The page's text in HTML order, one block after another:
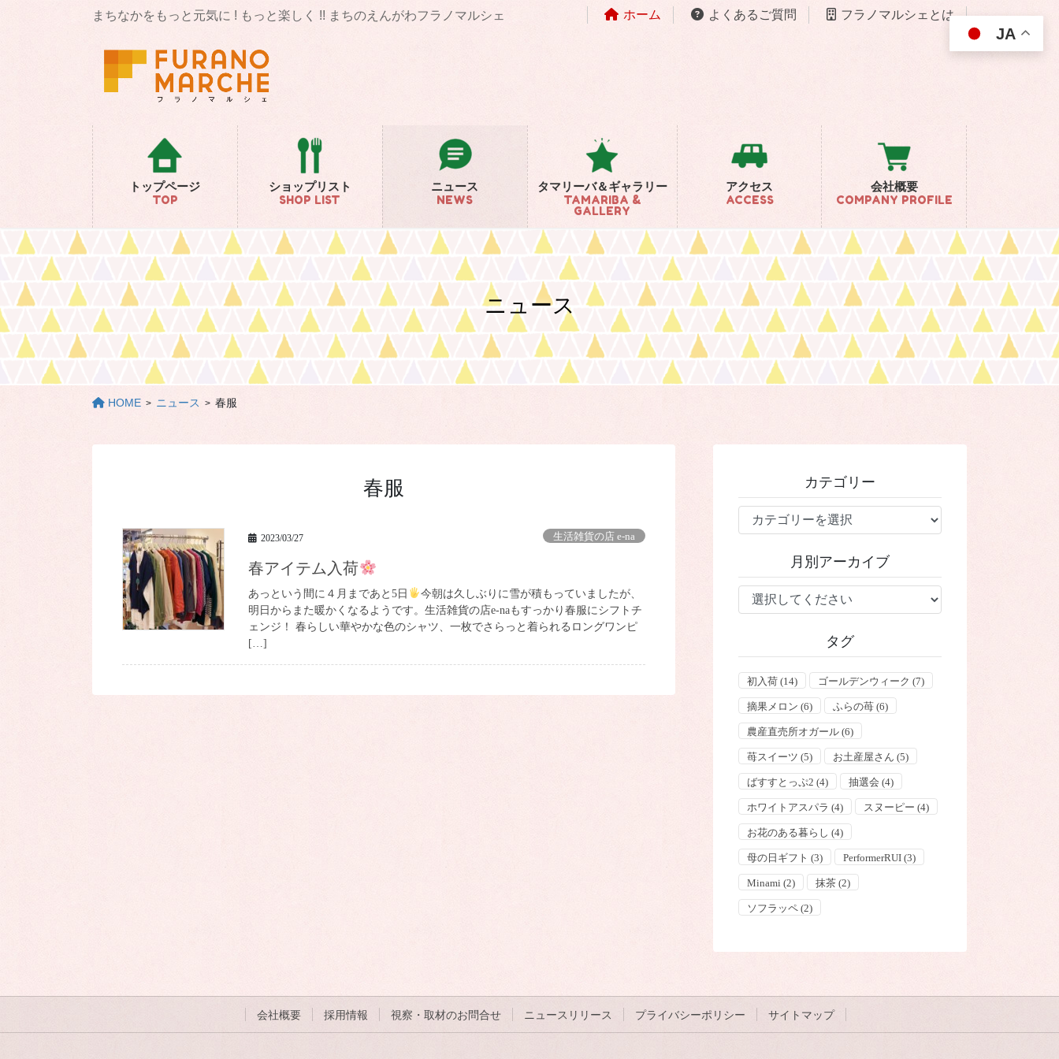
まちなかをもっと元気に ! もっと楽しく !! まちのえんがわフラノマルシェ ホーム よくあるご質問 フラノマルシェとは
トップページ
TOP
ショップリスト
SHOP LIST
ニュース
NEWS
タマリーバ＆ギャラリー
TAMARIBA &
GALLERY
アクセス
ACCESS
会社概要
COMPANY PROFILE
ニュース
HOME ニュース 春服
春服
2023/03/27 生活雑貨の店 e-na
春アイテム入荷
あっという間に４月まであと5日
今朝は久しぶりに雪が積もっていましたが、
明日からまた暖かくなるようです。生活雑貨の店e-naもすっかり春服にシフトチ
ェンジ！ 春らしい華やかな色のシャツ、一枚でさらっと着られるロングワンピ
[…]
カテゴリー
テ
ー
月別アーカイブ
タグ
初入荷 (14) ゴールデンウィーク (7)
摘果メロン (6) ふらの苺 (6)
農産直売所オガール (6)
苺スイーツ (5) お土産屋さん (5)
ばすすとっぷ2 (4) 抽選会 (4)
ホワイトアスパラ (4) スヌーピー (4)
お花のある暮らし (4)
母の日ギフト (3) PerformerRUI (3)
Minami (2) 抹茶 (2)
ソフラッペ (2)
会社概要 採用情報 視察・取材のお問合せ ニュースリリース プライバシーポリシー サイトマップ
JA